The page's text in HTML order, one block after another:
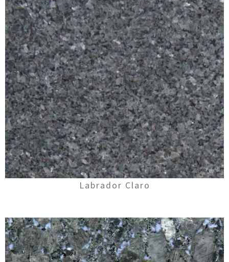
Labrador Claro